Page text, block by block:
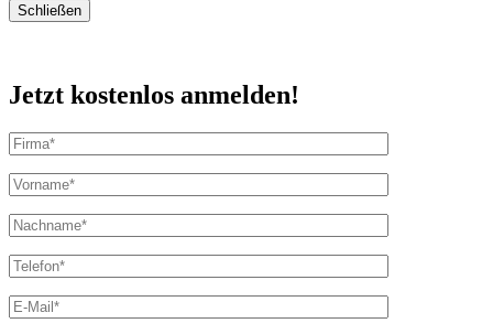
Schließen
Jetzt kostenlos anmelden!